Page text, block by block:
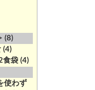
(8)
(4)
食袋(4)
使わず